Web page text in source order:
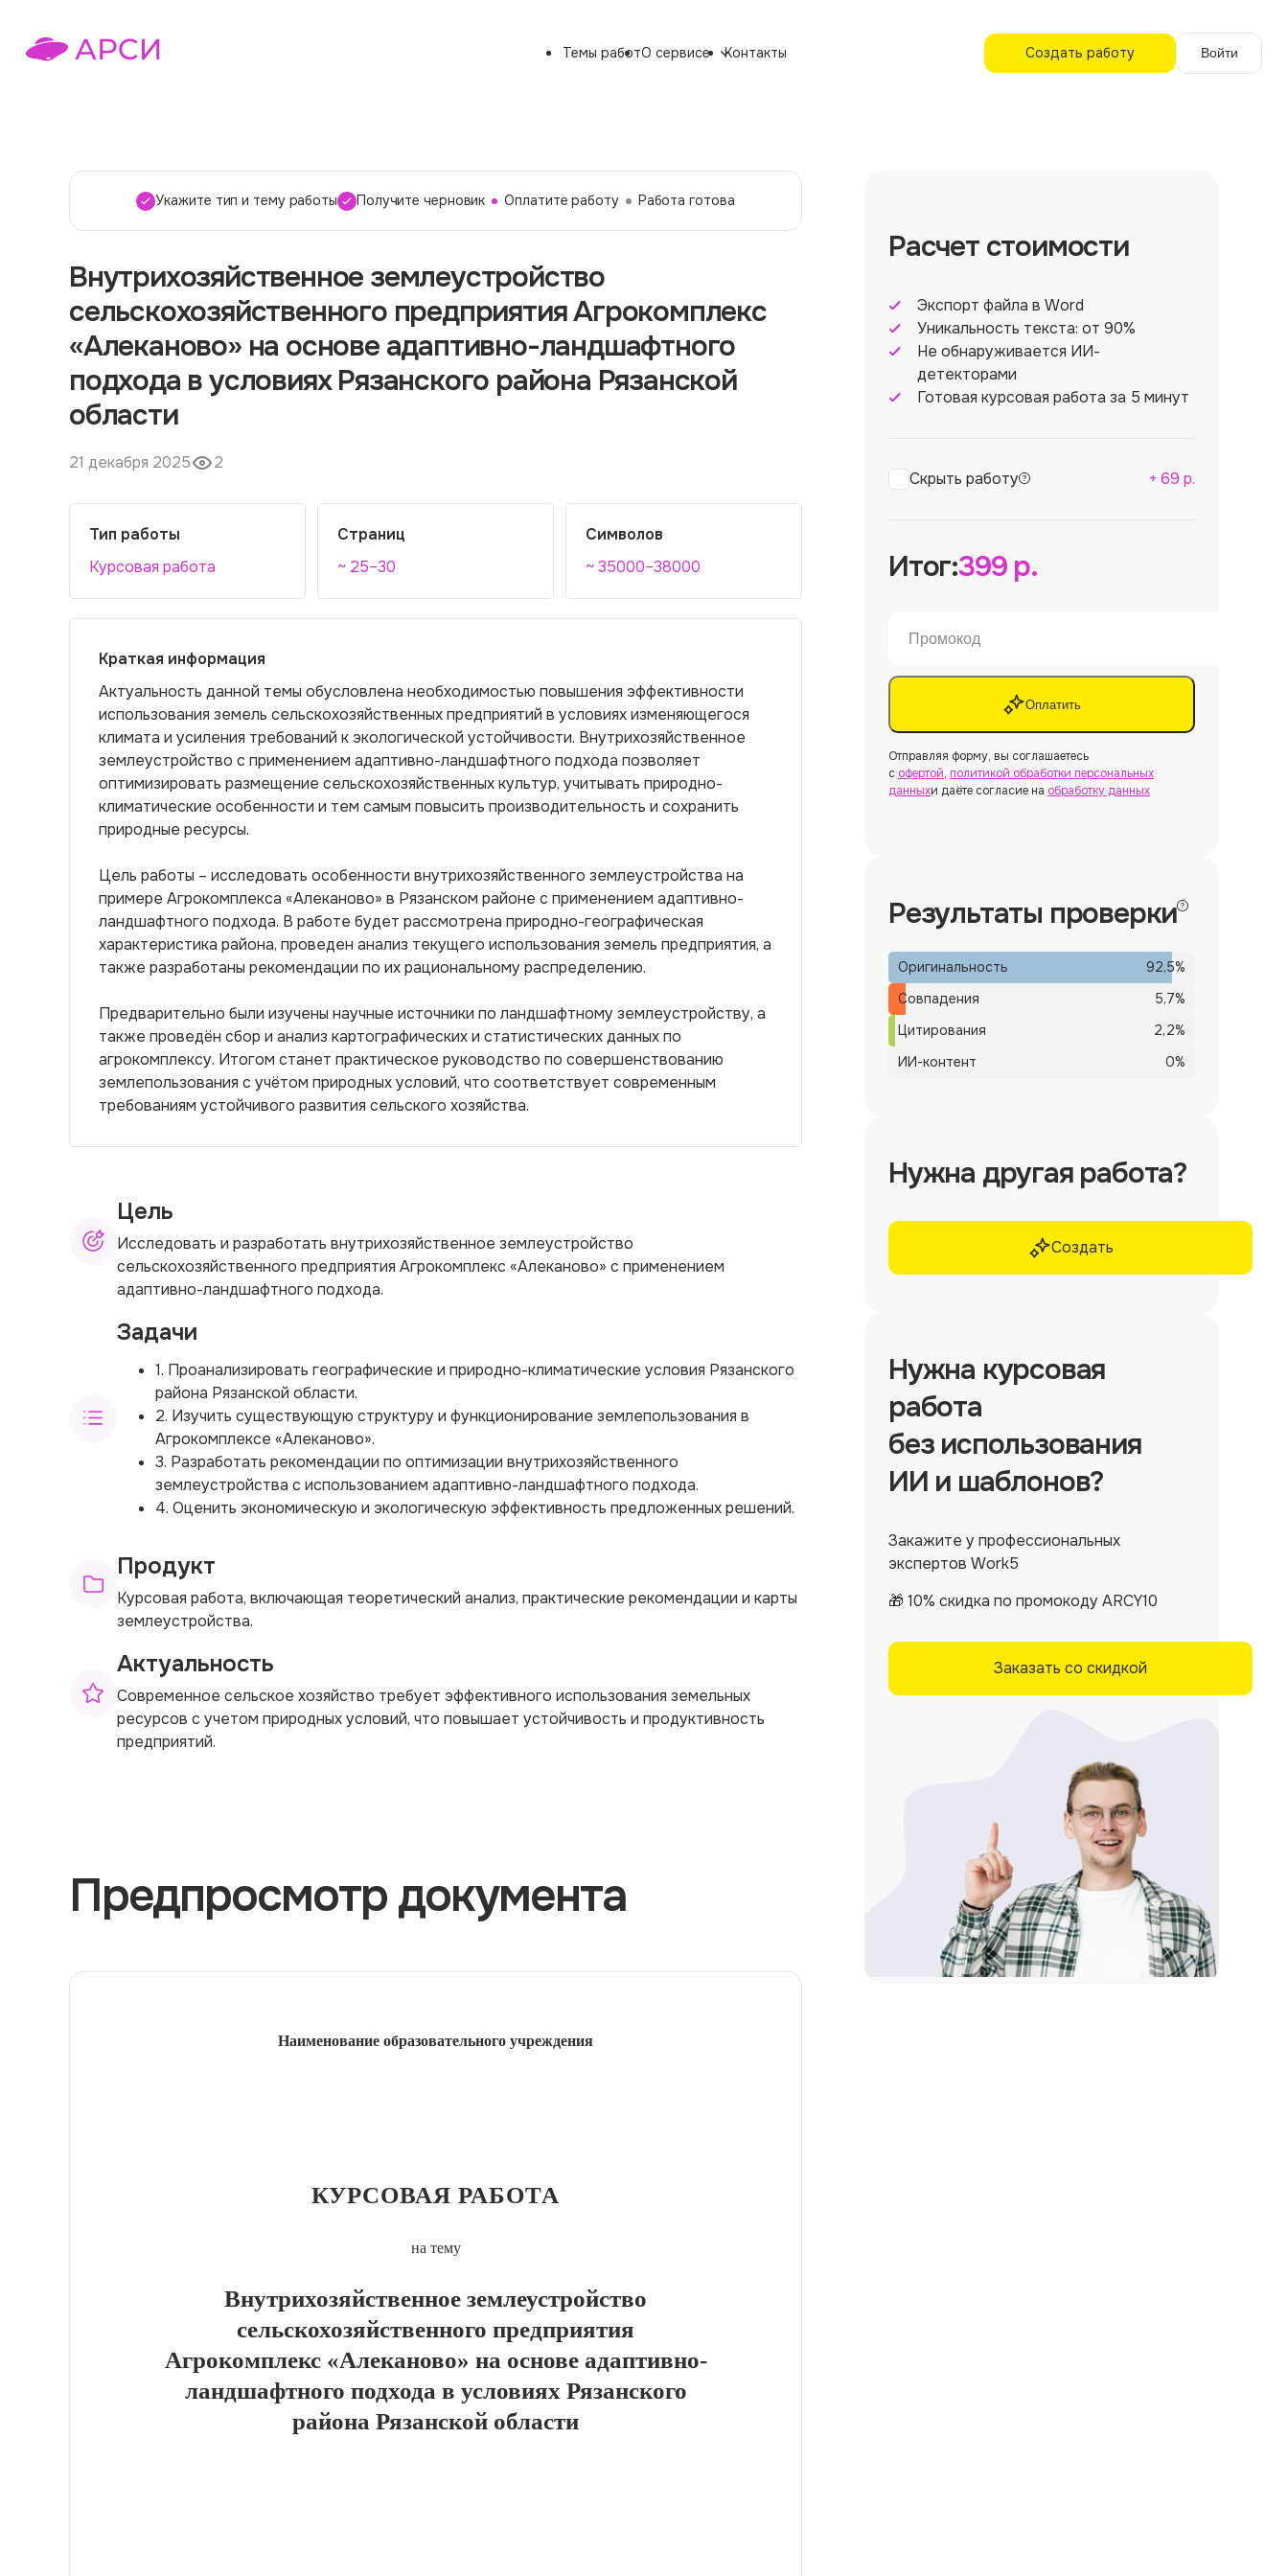
Темы работО сервисе Контакты Создать работу Войти
Укажите тип и тему работы Получите черновик Оплатите работу Работа готова
Внутрихозяйственное землеустройство
сельскохозяйственного предприятия Агрокомплекс
«Алеканово» на основе адаптивно-ландшафтного
подхода в условиях Рязанского района Рязанской
области
21 декабря 2025 2
Тип работы
Курсовая работа
Страниц
~ 25–30
Символов
~ 35000–38000
Краткая информация
Актуальность данной темы обусловлена необходимостью повышения эффективности
использования земель сельскохозяйственных предприятий в условиях изменяющегося
климата и усиления требований к экологической устойчивости. Внутрихозяйственное
землеустройство с применением адаптивно-ландшафтного подхода позволяет
оптимизировать размещение сельскохозяйственных культур, учитывать природно-
климатические особенности и тем самым повысить производительность и сохранить
природные ресурсы.
Цель работы – исследовать особенности внутрихозяйственного землеустройства на
примере Агрокомплекса «Алеканово» в Рязанском районе с применением адаптивно-
ландшафтного подхода. В работе будет рассмотрена природно-географическая
характеристика района, проведен анализ текущего использования земель предприятия, а
также разработаны рекомендации по их рациональному распределению.
Предварительно были изучены научные источники по ландшафтному землеустройству, а
также проведён сбор и анализ картографических и статистических данных по
агрокомплексу. Итогом станет практическое руководство по совершенствованию
землепользования с учётом природных условий, что соответствует современным
требованиям устойчивого развития сельского хозяйства.
Цель
Исследовать и разработать внутрихозяйственное землеустройство
сельскохозяйственного предприятия Агрокомплекс «Алеканово» с применением
адаптивно-ландшафтного подхода.
Задачи
1. Проанализировать географические и природно-климатические условия Рязанского
района Рязанской области.
2. Изучить существующую структуру и функционирование землепользования в
Агрокомплексе «Алеканово».
3. Разработать рекомендации по оптимизации внутрихозяйственного
землеустройства с использованием адаптивно-ландшафтного подхода.
4. Оценить экономическую и экологическую эффективность предложенных решений.
Продукт
Курсовая работа, включающая теоретический анализ, практические рекомендации и карты
землеустройства.
Актуальность
Современное сельское хозяйство требует эффективного использования земельных
ресурсов с учетом природных условий, что повышает устойчивость и продуктивность
предприятий.
Предпросмотр документа
Наименование образовательного учреждения
КУРСОВАЯ РАБОТА
на тему
Внутрихозяйственное землеустройство
сельскохозяйственного предприятия
Агрокомплекс «Алеканово» на основе адаптивно-
ландшафтного подхода в условиях Рязанского
района Рязанской области
Расчет стоимости
Экспорт файла в Word
Уникальность текста: от 90%
Не обнаруживается ИИ-
детекторами
Готовая курсовая работа за 5 минут
Скрыть работу + 69 р.
Итог:399р.
Оплатить
Отправляя форму, вы соглашаетесь
с офертой, политикой обработки персональных
данныхи даёте согласие на обработку данных
Результаты проверки
Оригинальность 92,5%
Совпадения
5,7%
Цитирования
2,2%
ИИ-контент
0%
Нужна другая работа?
Создать
Нужна курсовая
работа
без использования
ИИ и шаблонов?
Закажите у профессиональных
экспертов Work5
🎁 10% скидка по промокоду ARCY10
Заказать со скидкой